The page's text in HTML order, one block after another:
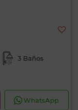
3 Baños
WhatsApp